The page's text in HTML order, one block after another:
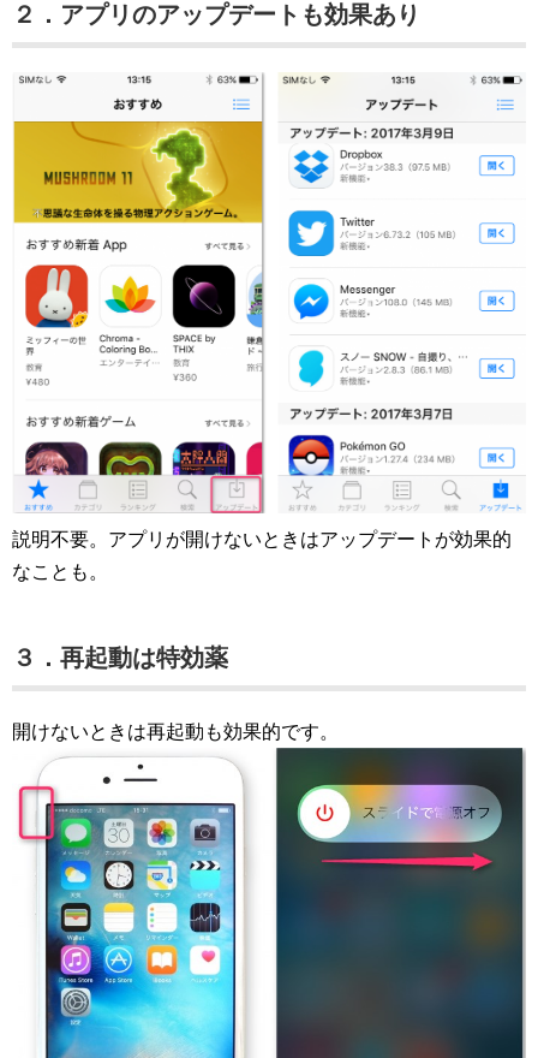
２．アプリのアップデートも効果あり
説明不要。アプリが開けないときはアップデートが効果的
なことも。
３．再起動は特効薬
開けないときは再起動も効果的です。